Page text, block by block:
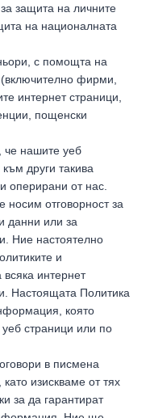
защита на личните
на националната
с помощта на
фирми,
интернет страници,
пощенски
нашите уеб
други такива
оперирани от нас.
отговорност за
данни или за
Ние настоятелно
и
интернет
Настоящата Политика
която
страници или по
в писмена
изискваме от тях
за да гарантират